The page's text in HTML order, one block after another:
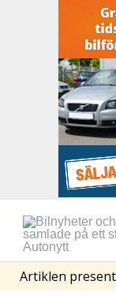
Artiklen